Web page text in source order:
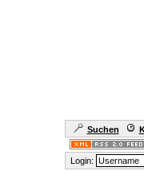
Suchen
Login: